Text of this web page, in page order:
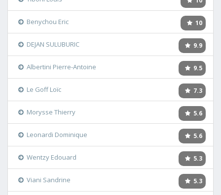
10
Benychou Eric
9.9
DEJAN SULUBURIC
9.5
Albertini Pierre-Antoine
7.3
Le Goff Loïc
5.6
Morysse Thierry
5.6
Leonardi Dominique
5.3
Wentzy Edouard
5.3
Viani Sandrine